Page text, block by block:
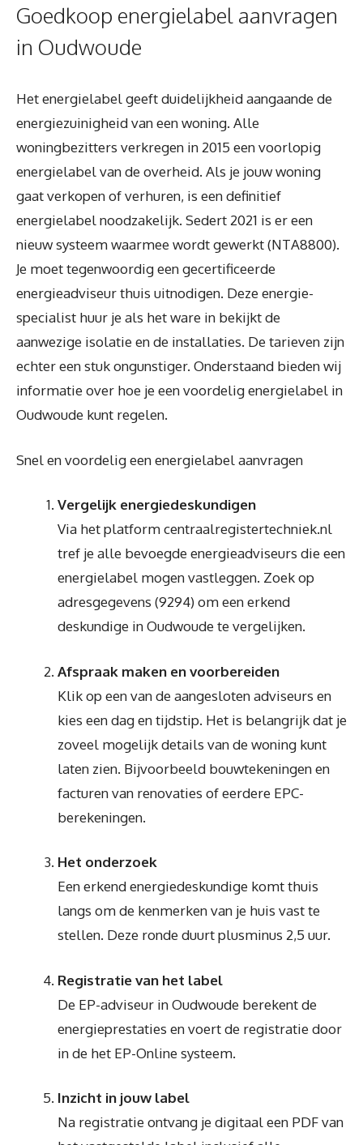
Goedkoop energielabel aanvragen
in Oudwoude
Het energielabel geeft duidelijkheid aangaande de
energiezuinigheid van een woning. Alle
woningbezitters verkregen in 2015 een voorlopig
energielabel van de overheid. Als je jouw woning
gaat verkopen of verhuren, is een definitief
energielabel noodzakelijk. Sedert 2021 is er een
nieuw systeem waarmee wordt gewerkt (NTA8800).
Je moet tegenwoordig een gecertificeerde
energieadviseur thuis uitnodigen. Deze energie-
specialist huur je als het ware in bekijkt de
aanwezige isolatie en de installaties. De tarieven zijn
echter een stuk ongunstiger. Onderstaand bieden wij
informatie over hoe je een voordelig energielabel in
Oudwoude kunt regelen.
Snel en voordelig een energielabel aanvragen
Vergelijk energiedeskundigen
Via het platform centraalregistertechniek.nl
tref je alle bevoegde energieadviseurs die een
energielabel mogen vastleggen. Zoek op
adresgegevens (9294) om een erkend
deskundige in Oudwoude te vergelijken.
Afspraak maken en voorbereiden
Klik op een van de aangesloten adviseurs en
kies een dag en tijdstip. Het is belangrijk dat je
zoveel mogelijk details van de woning kunt
laten zien. Bijvoorbeeld bouwtekeningen en
facturen van renovaties of eerdere EPC-
berekeningen.
Het onderzoek
Een erkend energiedeskundige komt thuis
langs om de kenmerken van je huis vast te
stellen. Deze ronde duurt plusminus 2,5 uur.
Registratie van het label
De EP-adviseur in Oudwoude berekent de
energieprestaties en voert de registratie door
in de het EP-Online systeem.
Inzicht in jouw label
Na registratie ontvang je digitaal een PDF van